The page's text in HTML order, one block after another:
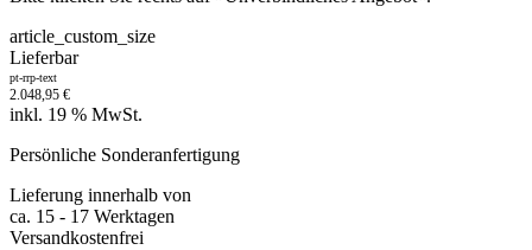
article_custom_size
Lieferbar
pt-rrp-text
2.048,95 €
inkl. 19 % MwSt.
Persönliche Sonderanfertigung
Lieferung innerhalb von
ca. 15 - 17 Werktagen
Versandkostenfrei